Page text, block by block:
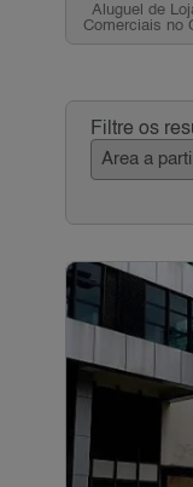
Aluguel de
Comerciais no
Filtre os